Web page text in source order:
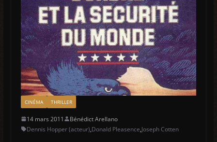
CINÉMA THRILLER
14 mars 2011
Bénédict Arellano
Dennis Hopper (acteur),Donald Pleasence,Joseph Cotten